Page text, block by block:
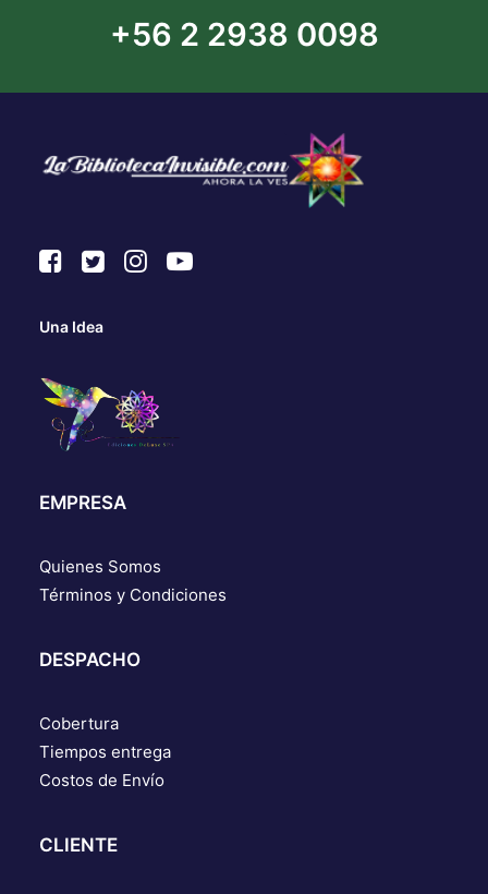
+56 2 2938 0098
Una Idea
EMPRESA
Quienes Somos
Términos y Condiciones
DESPACHO
Cobertura
Tiempos entrega
Costos de Envío
CLIENTE